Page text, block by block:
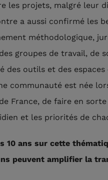
les projets, malgré leur
a aussi confirmé les
méthodologique,
groupes de travail, de
des outils et des
communauté est née
France, de faire en
et les priorités de
10 ans sur cette
peuvent amplifier la